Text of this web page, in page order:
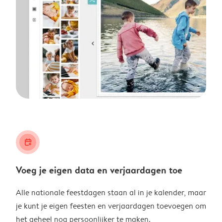
calendar_plus
Voeg je eigen data en verjaardagen toe
Alle nationale feestdagen staan al in je kalender, maar
je kunt je eigen feesten en verjaardagen toevoegen om
het geheel nog persoonlijker te maken.